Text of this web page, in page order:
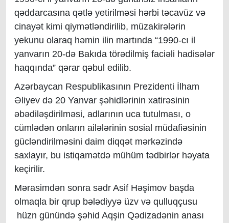
qəddarcasına qətlə yetirilməsi hərbi təcavüz və
cinayət kimi qiymətləndirilib, müzakirələrin
yekunu olaraq həmin ilin martında “1990-cı il
yanvarın 20-də Bakıda törədilmiş faciəli hadisələr
haqqında” qərar qəbul edilib.
Azərbaycan Respublikasının Prezidenti İlham
Əliyev də 20 Yanvar şəhidlərinin xatirəsinin
əbədiləşdirilməsi, adlarının uca tutulması, o
cümlədən onların ailələrinin sosial müdafiəsinin
gücləndirilməsini daim diqqət mərkəzində
saxlayır, bu istiqamətdə mühüm tədbirlər həyata
keçirilir.
Mərasimdən sonra sədr Asif Həşimov başda
olmaqla bir qrup bələdiyyə üzv və qulluqçusu
hüzn günündə şəhid Aqşin Qədizadənin anası